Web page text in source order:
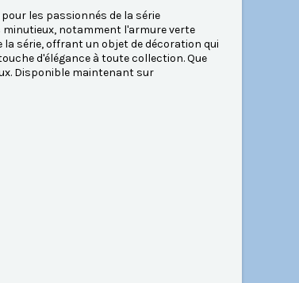
les passionnés de la série
minutieux, notamment l'armure verte
série, offrant un objet de décoration qui
d'élégance à toute collection. Que
Disponible maintenant sur